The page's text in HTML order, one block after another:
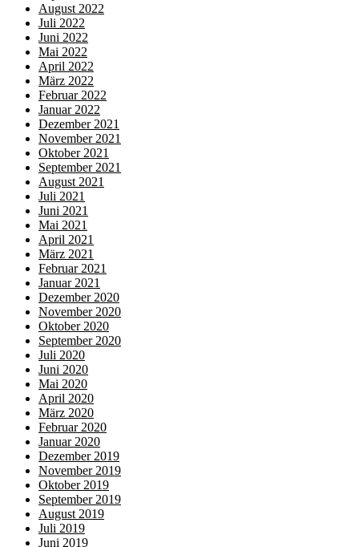
August 2022
Juli 2022
Juni 2022
Mai 2022
April 2022
März 2022
Februar 2022
Januar 2022
Dezember 2021
November 2021
Oktober 2021
September 2021
August 2021
Juli 2021
Juni 2021
Mai 2021
April 2021
März 2021
Februar 2021
Januar 2021
Dezember 2020
November 2020
Oktober 2020
September 2020
Juli 2020
Juni 2020
Mai 2020
April 2020
März 2020
Februar 2020
Januar 2020
Dezember 2019
November 2019
Oktober 2019
September 2019
August 2019
Juli 2019
Juni 2019